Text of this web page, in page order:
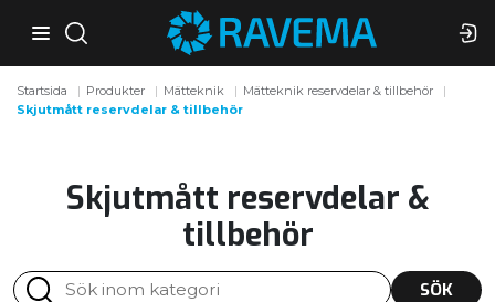
Startsida Produkter Mätteknik
Mätteknik reservdelar & tillbehör
Skjutmått reservdelar & tillbehör
Skjutmått reservdelar &
tillbehör
SÖK